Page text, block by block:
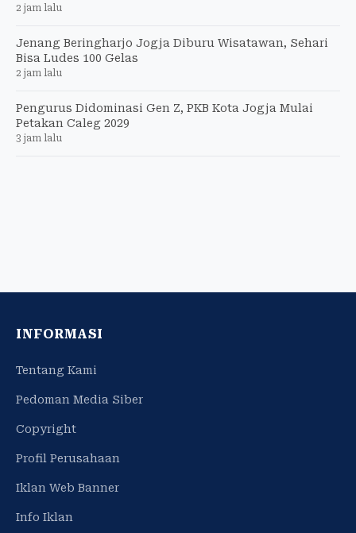
2 jam lalu
Jenang Beringharjo Jogja Diburu Wisatawan, Sehari
Bisa Ludes 100 Gelas
2 jam lalu
Pengurus Didominasi Gen Z, PKB Kota Jogja Mulai
Petakan Caleg 2029
3 jam lalu
INFORMASI
Tentang Kami
Pedoman Media Siber
Copyright
Profil Perusahaan
Iklan Web Banner
Info Iklan